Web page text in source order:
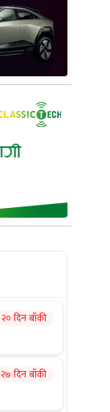
२० दिन बाँकी
२७ दिन बाँकी